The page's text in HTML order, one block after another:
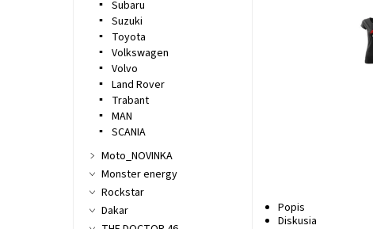
Popis
Diskusia
Subaru
Suzuki
Toyota
Volkswagen
Volvo
Land Rover
Trabant
MAN
SCANIA
Moto_NOVINKA
Monster energy
Rockstar
Dakar